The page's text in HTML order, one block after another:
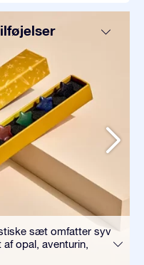
sæt omfatter syv
opal, aventurin,